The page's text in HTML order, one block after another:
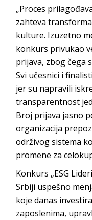
„Proces
zahteva
kulture. Izuzetno
konkurs privukao
prijava, zbog čega
Svi učesnici i
jer su napravili
transparentnost
Broj prijava jasno
organizacija
održivog sistema
promene za
Konkurs „ESG
Srbiji uspešno
koje danas
zaposlenima,